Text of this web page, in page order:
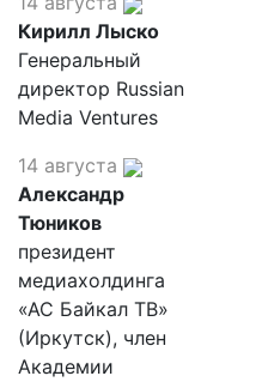
Кирилл Лыско
Генеральный
директор Russian
Media Ventures
14 августа
Александр
Тюников
президент
медиахолдинга
«АС Байкал ТВ»
(Иркутск), член
Академии